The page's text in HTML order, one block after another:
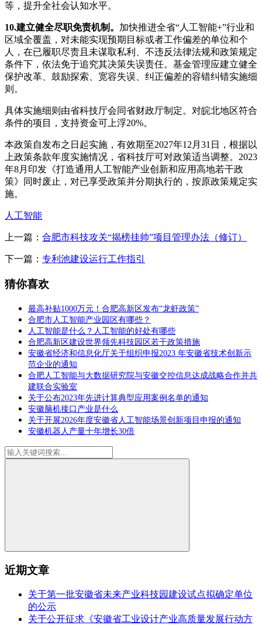
等，提升全社会认知水平。
10.建立健全尽职免责机制。 加快推进全省“人工智能+”行业和
区域全覆盖，对未能实现预期目标或者工作偏差的单位和个
人，在已履职尽责且未谋取私利、不违反法律法规和政策规定
条件下，依法免于追究其决策失误责任。基金管理应建立健全
保护改革、鼓励探索、宽容失误、纠正偏差的容错纠错实施细
则。
具体实施细则由省科技厅会同省财政厅制定。对皖北地区符合
条件的项目，支持资金可上浮20%。
本政策自发布之日起实施，有效期至2027年12月31日，根据以
上政策条款年度实施情况，省科技厅可对政策适当调整。2023
年8月印发《打造通用人工智能产业创新和应用高地若干政
策》同时废止，对已享受政策并分期执行的，按原政策规定实
施。
人工智能
上一篇： 合肥市科技攻关“揭榜挂帅”项目管理办法（修订）
下一篇： 专利池建设运行工作指引
猜你喜欢
最高补贴1000万元！合肥高新区发布“龙虾政策”
合肥市人工智能产业园区有哪些？
人工智能是什么？人工智能的好处有哪些
合肥高新区建设世界领先科技园区若干政策措施
安徽省经济和信息化厅关于组织申报2023 年安徽省技术创新示
范企业的通知
合肥人工智能与大数据研究院与安徽交控信息达成战略合作并共
建联合实验室
关于公布2023年先进计算典型应用案例名单的通知
安徽脑机接口产业是什么
关于开展2026年度安徽省人工智能场景创新项目申报的通知
安徽机器人产量十年增长30倍
近期文章
关于第一批安徽省未来产业科技园建设试点拟确定单位
的公示
关于公开征求《安徽省工业设计产业高质量发展行动方